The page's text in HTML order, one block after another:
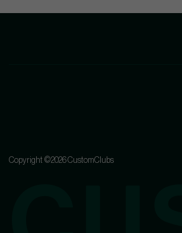
Copyright ©2026 CustomClubs